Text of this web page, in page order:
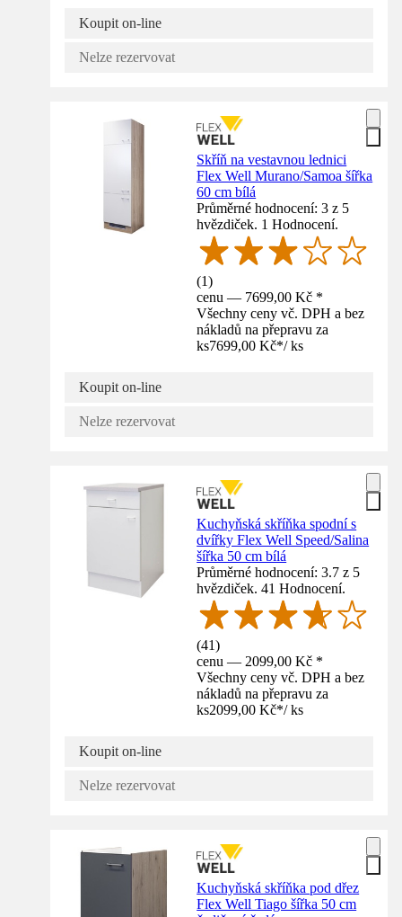
Koupit on-line
Nelze rezervovat
Skříň na vestavnou lednici
Flex Well Murano/Samoa šířka
60 cm bílá
Průměrné hodnocení: 3 z 5
hvězdiček. 1 Hodnocení.
(1)
cenu — 7699,00 Kč *
Všechny ceny vč. DPH a bez
nákladů na přepravu za
ks7699,00 Kč*/ ks
Koupit on-line
Nelze rezervovat
Kuchyňská skříňka spodní s
dvířky Flex Well Speed/Salina
šířka 50 cm bílá
Průměrné hodnocení: 3.7 z 5
hvězdiček. 41 Hodnocení.
(41)
cenu — 2099,00 Kč *
Všechny ceny vč. DPH a bez
nákladů na přepravu za
ks2099,00 Kč*/ ks
Koupit on-line
Nelze rezervovat
Kuchyňská skříňka pod dřez
Flex Well Tiago šířka 50 cm